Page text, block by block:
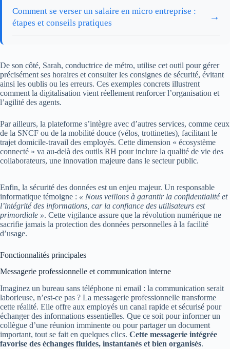
Comment se verser un salaire en micro entreprise :
étapes et conseils pratiques
→
De son côté, Sarah, conductrice de métro, utilise cet outil pour gérer
précisément ses horaires et consulter les consignes de sécurité, évitant
ainsi les oublis ou les erreurs. Ces exemples concrets illustrent
comment la digitalisation vient réellement renforcer l’organisation et
l’agilité des agents.
Par ailleurs, la plateforme s’intègre avec d’autres services, comme ceux
de la SNCF ou de la mobilité douce (vélos, trottinettes), facilitant le
trajet domicile-travail des employés. Cette dimension « écosystème
connecté » va au-delà des outils RH pour inclure la qualité de vie des
collaborateurs, une innovation majeure dans le secteur public.
Enfin, la sécurité des données est un enjeu majeur. Un responsable
informatique témoigne : « Nous veillons à garantir la confidentialité et
l’intégrité des informations, car la confiance des utilisateurs est
primordiale ». Cette vigilance assure que la révolution numérique ne
sacrifie jamais la protection des données personnelles à la facilité
d’usage.
Fonctionnalités principales
Messagerie professionnelle et communication interne
Imaginez un bureau sans téléphone ni email : la communication serait
laborieuse, n’est-ce pas ? La messagerie professionnelle transforme
cette réalité. Elle offre aux employés un canal rapide et sécurisé pour
échanger des informations essentielles. Que ce soit pour informer un
collègue d’une réunion imminente ou pour partager un document
important, tout se fait en quelques clics. Cette messagerie intégrée
favorise des échanges fluides, instantanés et bien organisés.